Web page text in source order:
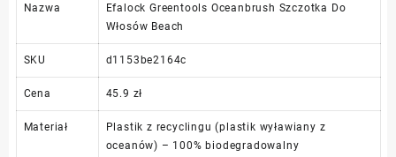
Nazwa
Efalock Greentools Oceanbrush Szczotka Do
Włosów Beach
SKU d1153be2164c
Cena 45.9 zł
Materiał
Plastik z recyclingu (plastik wyławiany z
oceanów) – 100% biodegradowalny